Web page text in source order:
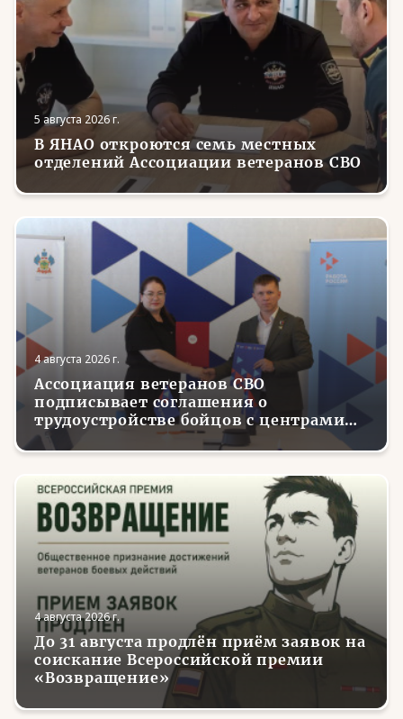
5 августа 2026 г.
В ЯНАО откроются семь местных
отделений Ассоциации ветеранов СВО
4 августа 2026 г.
Ассоциация ветеранов СВО
подписывает соглашения о
трудоустройстве бойцов с центрами
занятости в регионах России
4 августа 2026 г.
До 31 августа продлён приём заявок на
соискание Всероссийской премии
«Возвращение»